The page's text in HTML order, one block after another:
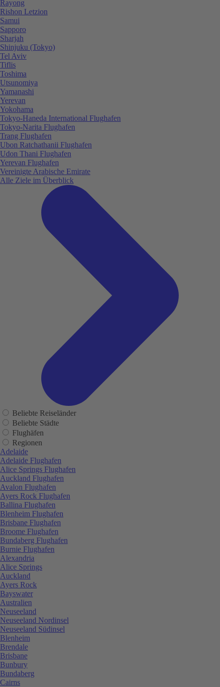
Rayong
Rishon Letzion
Samui
Sapporo
Sharjah
Shinjuku (Tokyo)
Tel Aviv
Tiflis
Toshima
Utsunomiya
Yamanashi
Yerevan
Yokohama
Tokyo-Haneda International Flughafen
Tokyo-Narita Flughafen
Trang Flughafen
Ubon Ratchathanii Flughafen
Udon Thani Flughafen
Yerevan Flughafen
Vereinigte Arabische Emirate
Alle Ziele im Überblick
Beliebte Reiseländer
Beliebte Städte
Flughäfen
Regionen
Adelaide
Adelaide Flughafen
Alice Springs Flughafen
Auckland Flughafen
Avalon Flughafen
Ayers Rock Flughafen
Ballina Flughafen
Blenheim Flughafen
Brisbane Flughafen
Broome Flughafen
Bundaberg Flughafen
Burnie Flughafen
Alexandria
Alice Springs
Auckland
Ayers Rock
Bayswater
Australien
Neuseeland
Neuseeland Nordinsel
Neuseeland Südinsel
Blenheim
Brendale
Brisbane
Bunbury
Bundaberg
Cairns